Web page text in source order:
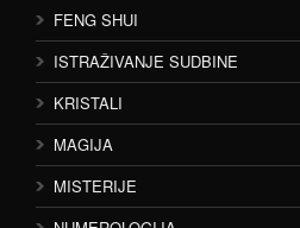
FENG SHUI
ISTRAŽIVANJE SUDBINE
KRISTALI
MAGIJA
MISTERIJE